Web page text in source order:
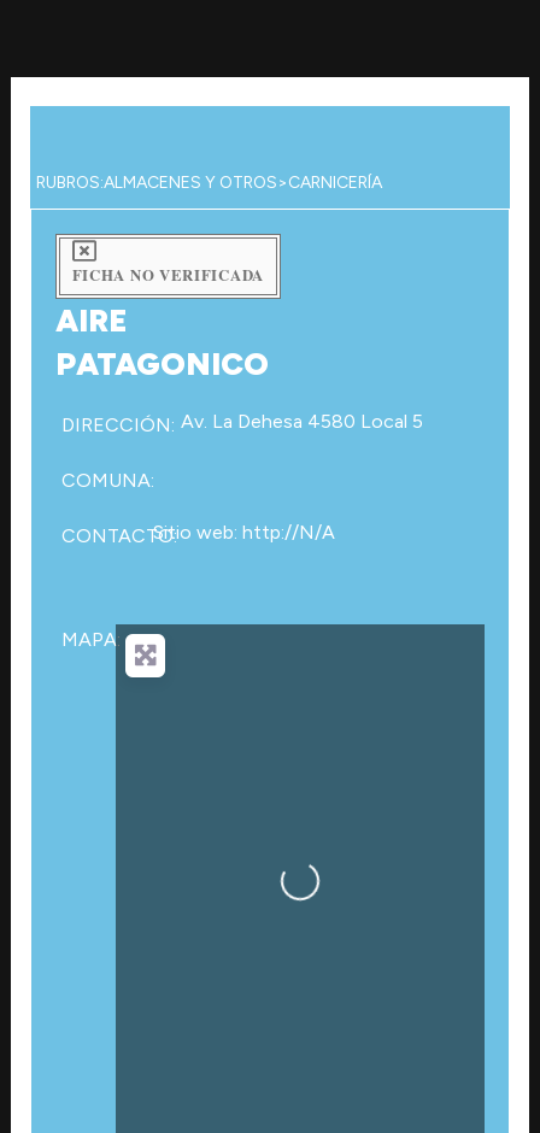
contenido
RUBROS:ALMACENES Y OTROS>CARNICERÍA
FICHA NO VERIFICADA
AIRE
PATAGONICO
DIRECCIÓN: Av. La Dehesa 4580 Local 5
COMUNA:
CONTACTO:Sitio web: http://N/A
MAPA:
Cargando…